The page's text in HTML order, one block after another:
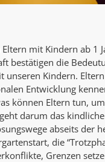
mit Kindern ab 1
bestätigen die
unseren Kindern.
Entwicklung
können Eltern tun,
darum das
abseits der
die
Grenzen